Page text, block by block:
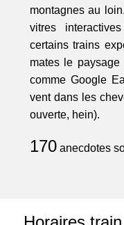
montagnes au
vitres
certains trains
mates le paysage
comme Google
vent dans les
ouverte, hein).
170anecdotes